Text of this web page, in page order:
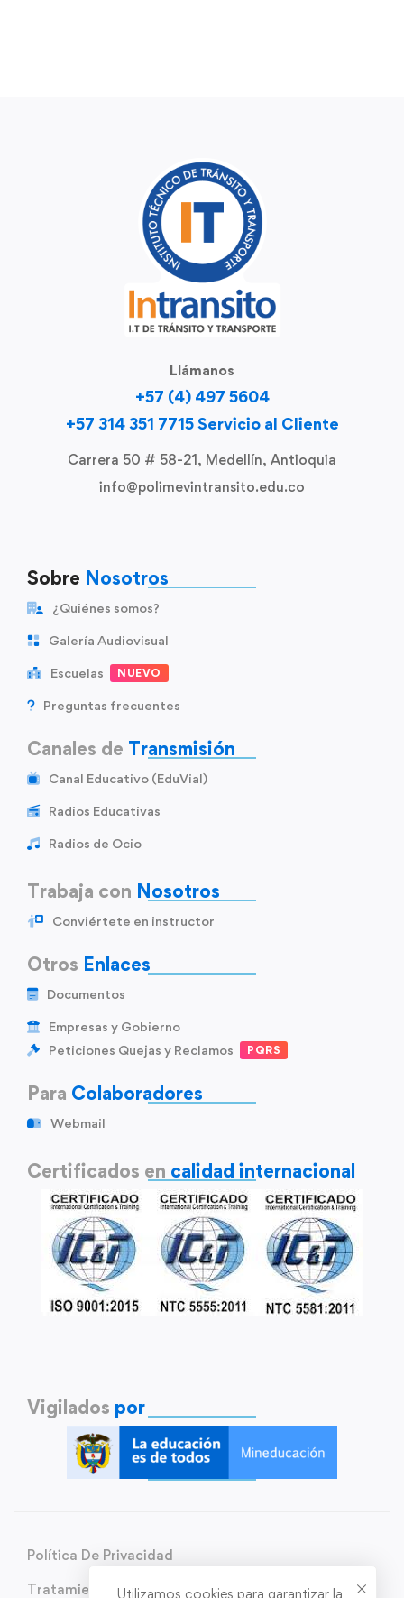
Llámanos
+57 (4) 497 5604
+57 314 351 7715 Servicio al Cliente
Carrera 50 # 58-21, Medellín, Antioquia
info@polimevintransito.edu.co
Sobre Nosotros
¿Quiénes somos?
Galería Audiovisual
Escuelas NUEVO
Preguntas frecuentes
Canales de Transmisión
Canal Educativo (EduVial)
Radios Educativas
Radios de Ocio
Trabaja con Nosotros
Conviértete en instructor
Otros Enlaces
Documentos
Empresas y Gobierno
Peticiones Quejas y Reclamos
PQRS
Para Colaboradores
Webmail
Certificados en calidad internacional
Vigilados por
Política De Privacidad
Tratamiento de Datos Personales
Utilizamos cookies para garantizar la